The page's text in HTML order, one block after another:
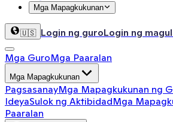
Mga Mapagkukunan
🇺🇸 Login ng guroLogin ng
Mga GuroMga Paaralan
Mga Mapagkukunan
PagsasanayMga Mapagkukunan ng
IdeyaSulok ng AktibidadMga
Paaralan